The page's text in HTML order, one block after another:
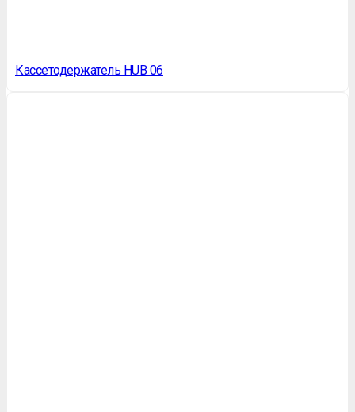
Кассетодержатель HUB 06